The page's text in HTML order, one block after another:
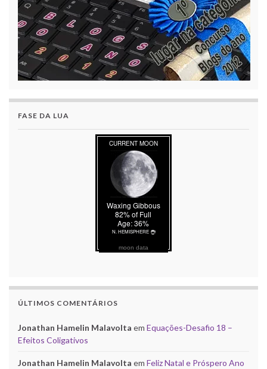
FASE DA LUA
moon data
ÚLTIMOS COMENTÁRIOS
Jonathan Hamelin Malavolta em Equações-Desafio 18 –
Efeitos Coligativos
Jonathan Hamelin Malavolta em Feliz Natal e Próspero Ano